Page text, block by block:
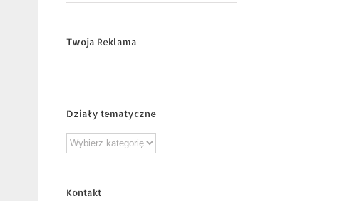
Twoja Reklama
Działy tematyczne
Działy
tematyczne
Kontakt